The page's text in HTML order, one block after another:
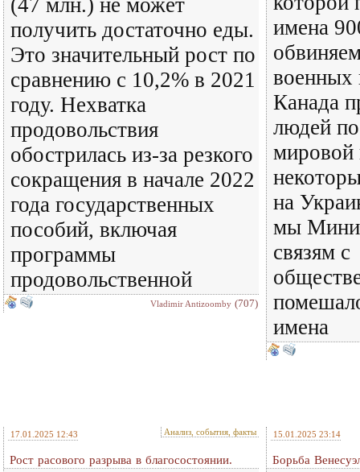
(47 млн.) не может
получить достаточно еды.
Это значительный рост по
сравнению с 10,2% в 2021
году. Нехватка
продовольствия
обострилась из-за резкого
сокращения в начале 2022
года государственных
пособий, включая
программы
продовольственной
Vladimir Antizoomby (707)
имена
военных
Канада
людей
мировой
на
мы
связям с
имена
17.01.2025 12:43 Анализ, события, факты
Рост расового разрыва в благосостоянии.
15.01.2025 23:14
Борьба